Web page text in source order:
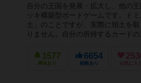
自分の王国を発展・拡大し、他の
ッキ構築型ボードゲームです。ド
土」のことですが、実際に領土を
りません。自分の所持するカードの
1577
興味あり
6654
経験あり お気に入り